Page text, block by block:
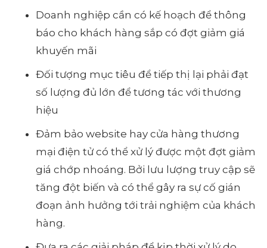
Doanh nghiệp cần có kế hoạch để thông
báo cho khách hàng sắp có đợt giảm giá
khuyến mãi
Đối tượng mục tiêu để tiếp thị lại phải đạt
số lượng đủ lớn để tương tác với thương
hiệu
Đảm bảo website hay cửa hàng thương
mại điện tử có thể xử lý được một đợt giảm
giá chớp nhoáng. Bởi lưu lượng truy cập sẽ
tăng đột biến và có thể gây ra sự cố gián
đoạn ảnh hưởng tới trải nghiệm của khách
hàng.